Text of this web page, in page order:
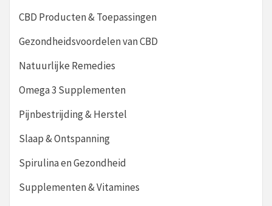
CBD Producten & Toepassingen
Gezondheidsvoordelen van CBD
Natuurlijke Remedies
Omega 3 Supplementen
Pijnbestrijding & Herstel
Slaap & Ontspanning
Spirulina en Gezondheid
Supplementen & Vitamines